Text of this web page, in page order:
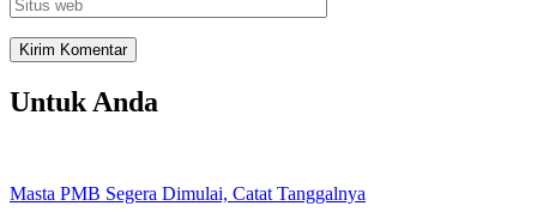
Untuk Anda
Masta PMB Segera Dimulai, Catat Tanggalnya